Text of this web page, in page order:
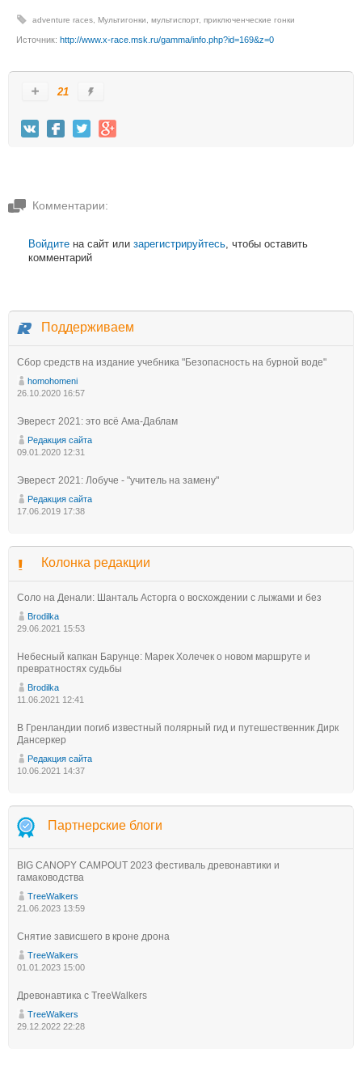
adventure races, Мультигонки, мультиспорт, приключенческие гонки
Источник: http://www.x-race.msk.ru/gamma/info.php?id=169&z=0
21
Комментарии:
Войдите на сайт или зарегистрируйтесь, чтобы оставить
комментарий
Поддерживаем
Сбор средств на издание учебника "Безопасность на бурной воде"
homohomeni
26.10.2020 16:57
Эверест 2021: это всё Ама-Даблам
Редакция сайта
09.01.2020 12:31
Эверест 2021: Лобуче - "учитель на замену"
Редакция сайта
17.06.2019 17:38
Колонка редакции
Соло на Денали: Шанталь Асторга о восхождении с лыжами и без
Brodilka
29.06.2021 15:53
Небесный капкан Барунце: Марек Холечек о новом маршруте и
превратностях судьбы
Brodilka
11.06.2021 12:41
В Гренландии погиб известный полярный гид и путешественник Дирк
Дансеркер
Редакция сайта
10.06.2021 14:37
Партнерские блоги
BIG CANOPY CAMPOUT 2023 фестиваль древонавтики и
гамаководства
TreeWalkers
21.06.2023 13:59
Снятие зависшего в кроне дрона
TreeWalkers
01.01.2023 15:00
Древонавтика с TreeWalkers
TreeWalkers
29.12.2022 22:28